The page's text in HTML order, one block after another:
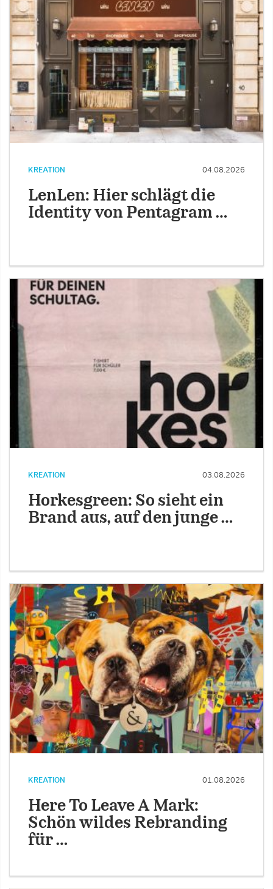
KREATION 04.08.2026
LenLen: Hier schlägt die
Identity von Pentagram …
KREATION 03.08.2026
Horkesgreen: So sieht ein
Brand aus, auf den junge …
KREATION 01.08.2026
Here To Leave A Mark:
Schön wildes Rebranding
für …